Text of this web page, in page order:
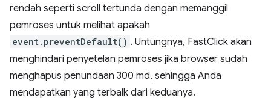
rendah seperti scroll tertunda dengan memanggil
pemroses untuk melihat apakah
event.preventDefault() . Untungnya, FastClick akan
menghindari penyetelan pemroses jika browser sudah
menghapus penundaan 300 md, sehingga Anda
mendapatkan yang terbaik dari keduanya.